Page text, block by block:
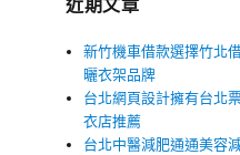
近期文章
新竹機車借款選擇竹北
曬衣架品牌
台北網頁設計擁有台北
衣店推薦
台北中醫減肥通通美容